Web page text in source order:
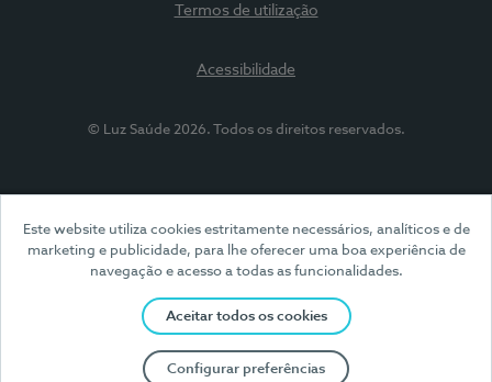
Este website utiliza cookies estritamente necessários, analíticos e de
marketing e publicidade, para lhe oferecer uma boa experiência de
navegação e acesso a todas as funcionalidades.
Aceitar todos os cookies
Configurar preferências
Termos de utilização
Acessibilidade
© Luz Saúde 2026. Todos os direitos reservados.